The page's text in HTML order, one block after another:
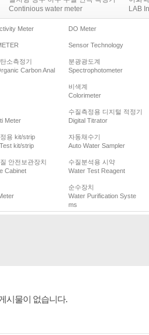
Continious water meter
LAB
Meter DO Meter
Sensor Technology
소측정기
Carbon Anal
분광광도계
Spectrophotometer
비색계
Colorimeter
Meter
수질측정용 디지털 적정기
Digital Titrator
용 kit/strip
kit/strip
자동채수기
Auto Water Sampler
안전보관장치
Cabinet
수질분석용 시약
Water Test Reagent
순수장치
Water Purification Syste
ms
시물이 없습니다.